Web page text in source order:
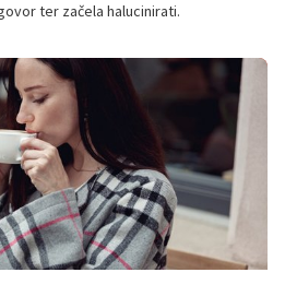
ter začela halucinirati.